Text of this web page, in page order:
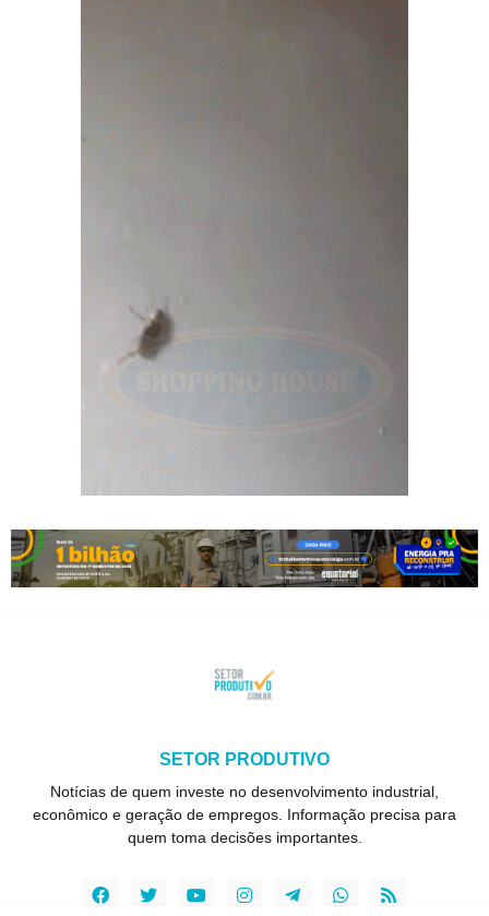
SETOR PRODUTIVO
Notícias de quem investe no desenvolvimento industrial,
econômico e geração de empregos. Informação precisa para
quem toma decisões importantes.